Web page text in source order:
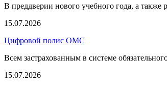
В преддверии нового учебного года, а также
15.07.2026
Цифровой полис ОМС
Всем застрахованным в системе
15.07.2026